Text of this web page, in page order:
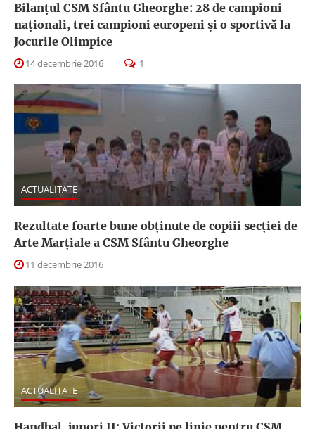
Bilanțul CSM Sfântu Gheorghe: 28 de campioni
naționali, trei campioni europeni și o sportivă la
Jocurile Olimpice
14 decembrie 2016 1
ACTUALITATE
Rezultate foarte bune obținute de copiii secției de
Arte Marțiale a CSM Sfântu Gheorghe
11 decembrie 2016
ACTUALITATE